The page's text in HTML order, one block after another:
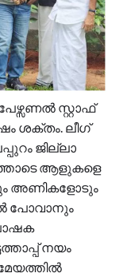
സ്റ്റാഫ്
ശക്തം. ലീഗ്
ജില്ലാ
ആളുകളെ
അണികളോടും
പോവാനും
നയം